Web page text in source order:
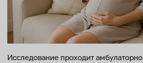
Исследование проходит